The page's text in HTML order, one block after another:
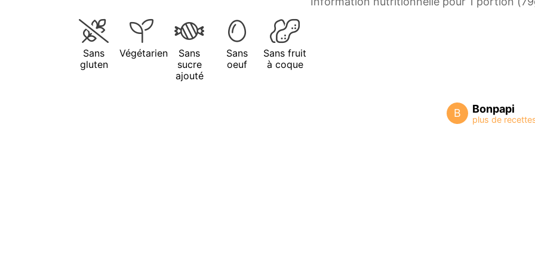
Sans
gluten
Végétarien
Sans
sucre
ajouté
Sans
oeuf
Sans fruit
à coque
B Bonpapi